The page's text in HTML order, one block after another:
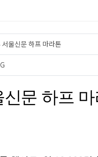
울신문 하프 마라톤
문 하프